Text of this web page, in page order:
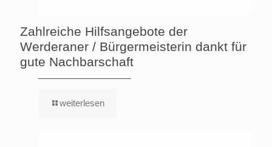
Zahlreiche Hilfsangebote der
Werderaner / Bürgermeisterin dankt für
gute Nachbarschaft
weiterlesen